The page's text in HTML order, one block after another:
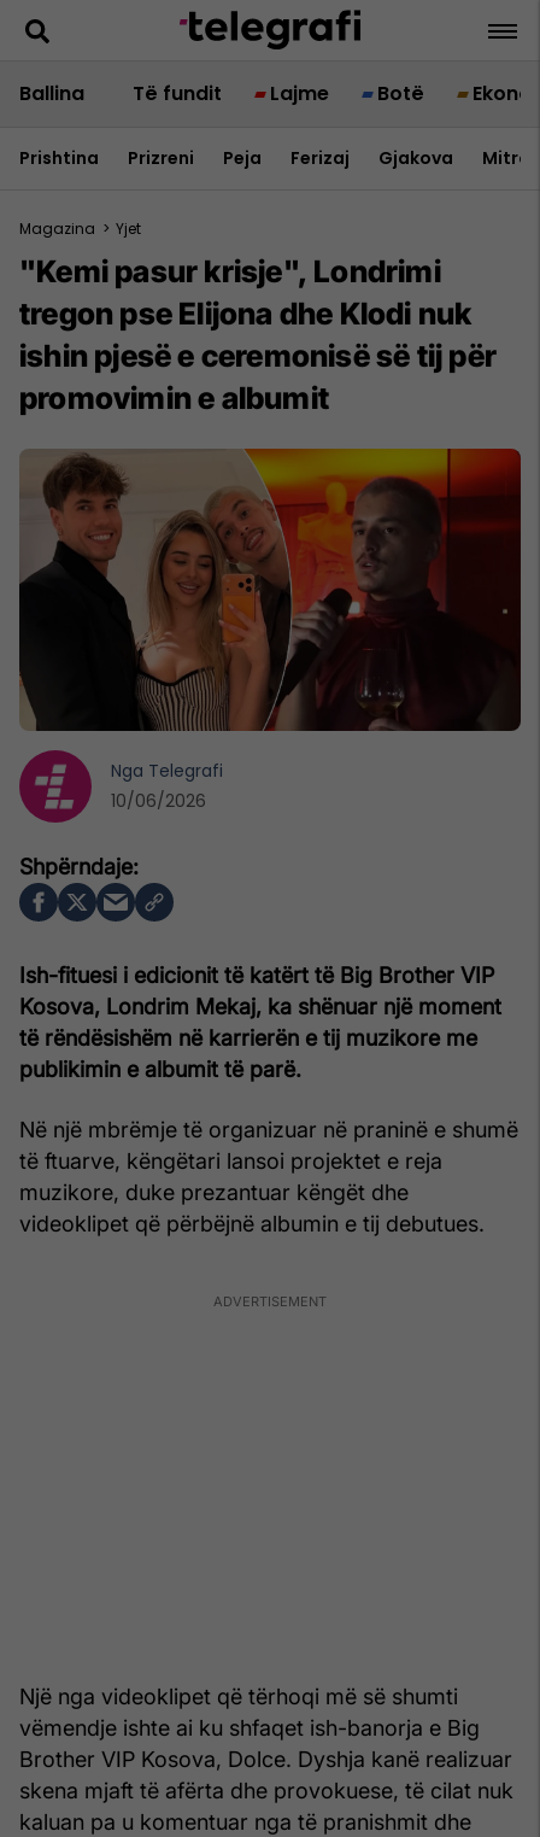
Ballina Të fundit Lajme Botë
Prishtina Prizreni Peja Ferizaj Gjakova
Magazina > Yjet
"Kemi pasur krisje", Londrimi
tregon pse Elijona dhe Klodi nuk
ishin pjesë e ceremonisë së tij për
promovimin e albumit
Ish-fituesi i edicionit të katërt të Big Brother VIP
Kosova, Londrim Mekaj, ka shënuar një moment
të rëndësishëm në karrierën e tij muzikore me
publikimin e albumit të parë.
Në një mbrëmje të organizuar në praninë e shumë
të ftuarve, këngëtari lansoi projektet e reja
muzikore, duke prezantuar këngët dhe
videoklipet që përbëjnë albumin e tij debutues.
Një nga videoklipet që tërhoqi më së shumti
vëmendje ishte ai ku shfaqet ish-banorja e Big
Brother VIP Kosova, Dolce. Dyshja kanë realizuar
skena mjaft të afërta dhe provokuese, të cilat nuk
kaluan pa u komentuar nga të pranishmit dhe
Nga Telegrafi
10/06/2026